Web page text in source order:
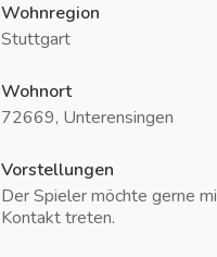
Wohnregion
Stuttgart
Wohnort
72669, Unterensingen
Vorstellungen
Der Spieler möchte gerne
Kontakt treten.